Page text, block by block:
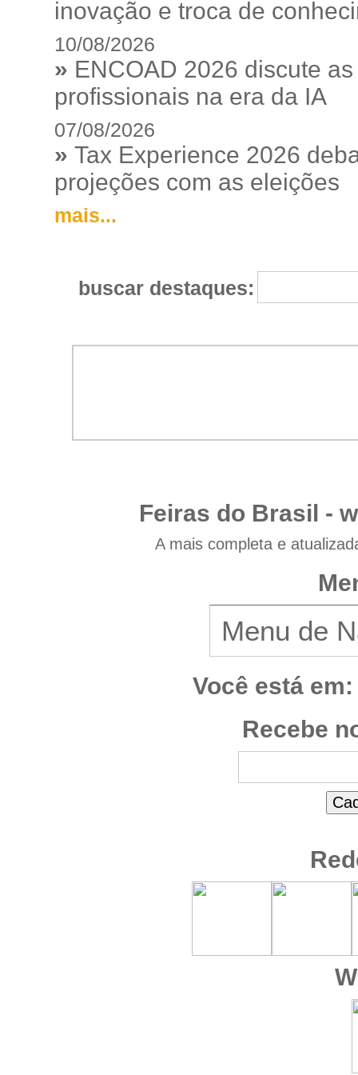
inovação e troca de
10/08/2026
» ENCOAD 2026 discute
profissionais na era da IA
07/08/2026
» Tax Experience 2026
projeções com as eleições
mais...
buscar destaques:
Feiras do Brasil -
A mais completa e
Você está em:
Recebe